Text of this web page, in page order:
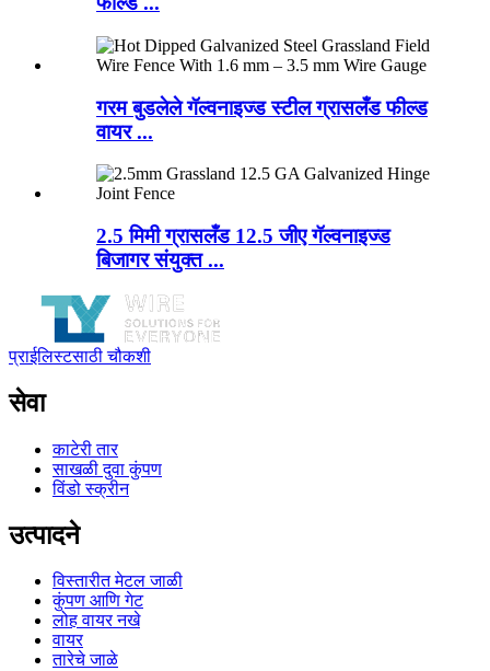
गरम बुडलेले गॅल्वनाइज्ड स्टील ग्रासलँड फील्ड
वायर ...
2.5 मिमी ग्रासलँड 12.5 जीए गॅल्वनाइज्ड
बिजागर संयुक्त ...
प्राईलिस्टसाठी चौकशी
सेवा
काटेरी तार
साखळी दुवा कुंपण
विंडो स्क्रीन
उत्पादने
विस्तारीत मेटल जाळी
कुंपण आणि गेट
लोह वायर नखे
वायर
तारेचे जाळे